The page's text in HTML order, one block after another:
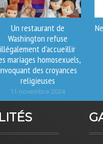
Un restaurant de
Washington refuse
illégalement d'accueillir
mariages homosexuels,
des croyances
religieuses
11 novembre 2024